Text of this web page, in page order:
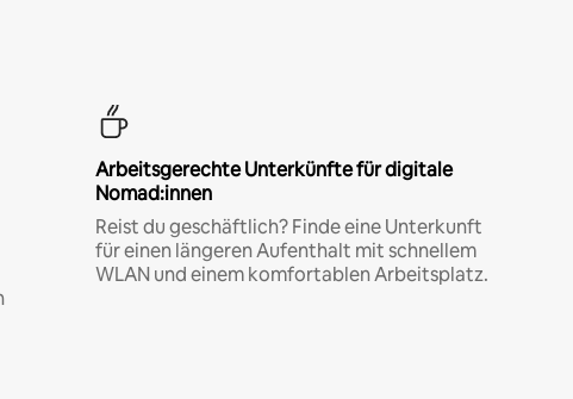
Arbeitsgerechte Unterkünfte für digitale
Nomad:innen
Reist du geschäftlich? Finde eine Unterkunft
für einen längeren Aufenthalt mit schnellem
WLAN und einem komfortablen Arbeitsplatz.